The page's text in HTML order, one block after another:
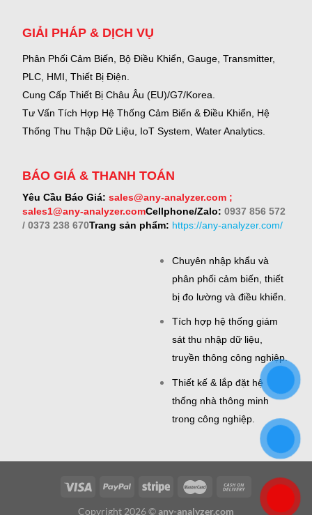
GIẢI PHÁP & DỊCH VỤ
Phân Phối Cảm Biến, Bộ Điều Khiển, Gauge, Transmitter,
PLC, HMI, Thiết Bị Điện.
Cung Cấp Thiết Bị Châu Âu (EU)/G7/Korea.
Tư Vấn Tích Hợp Hệ Thống Cảm Biến & Điều Khiển, Hệ
Thống Thu Thập Dữ Liệu, IoT System, Water Analytics.
BÁO GIÁ & THANH TOÁN
Yêu Cầu Báo Giá: sales@any-analyzer.com ;
sales1@any-analyzer.comCellphone/Zalo: 0937 856 572
/ 0373 238 670Trang sản phẩm: https://any-analyzer.com/
Chuyên nhập khẩu và
phân phối cảm biến, thiết
bị đo lường và điều khiển.
Tích hợp hệ thống giám
sát thu nhập dữ liệu,
truyền thông công nghiệp.
Thiết kế & lắp đặt hệ
thống nhà thông minh
trong công nghiệp.
Copyright 2026 ©any-analyzer.com